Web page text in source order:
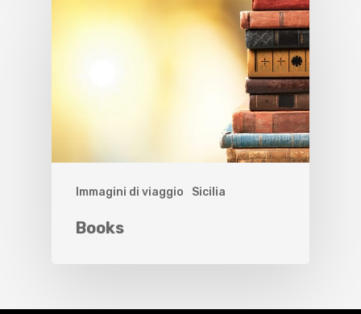
Immagini di viaggio Sicilia
Books